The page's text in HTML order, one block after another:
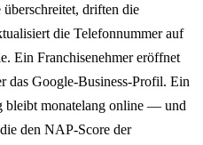
driften die
die Telefonnummer auf
Ein Franchisenehmer eröffnet
das Google-Business-Profil. Ein
bleibt monatelang online — und
den NAP-Score der